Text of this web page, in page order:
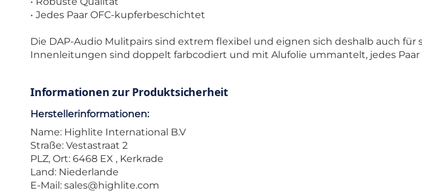
• Jedes Paar OFC-kupferbeschichtet
Die DAP-Audio Mulitpairs sind extrem flexibel und eignen sich deshalb auch
Innenleitungen sind doppelt farbcodiert und mit Alufolie ummantelt, jedes Paar
Informationen zur Produktsicherheit
Herstellerinformationen:
Name: Highlite International B.V
Straße: Vestastraat 2
PLZ, Ort: 6468 EX , Kerkrade
Land: Niederlande
E-Mail: sales@highlite.com